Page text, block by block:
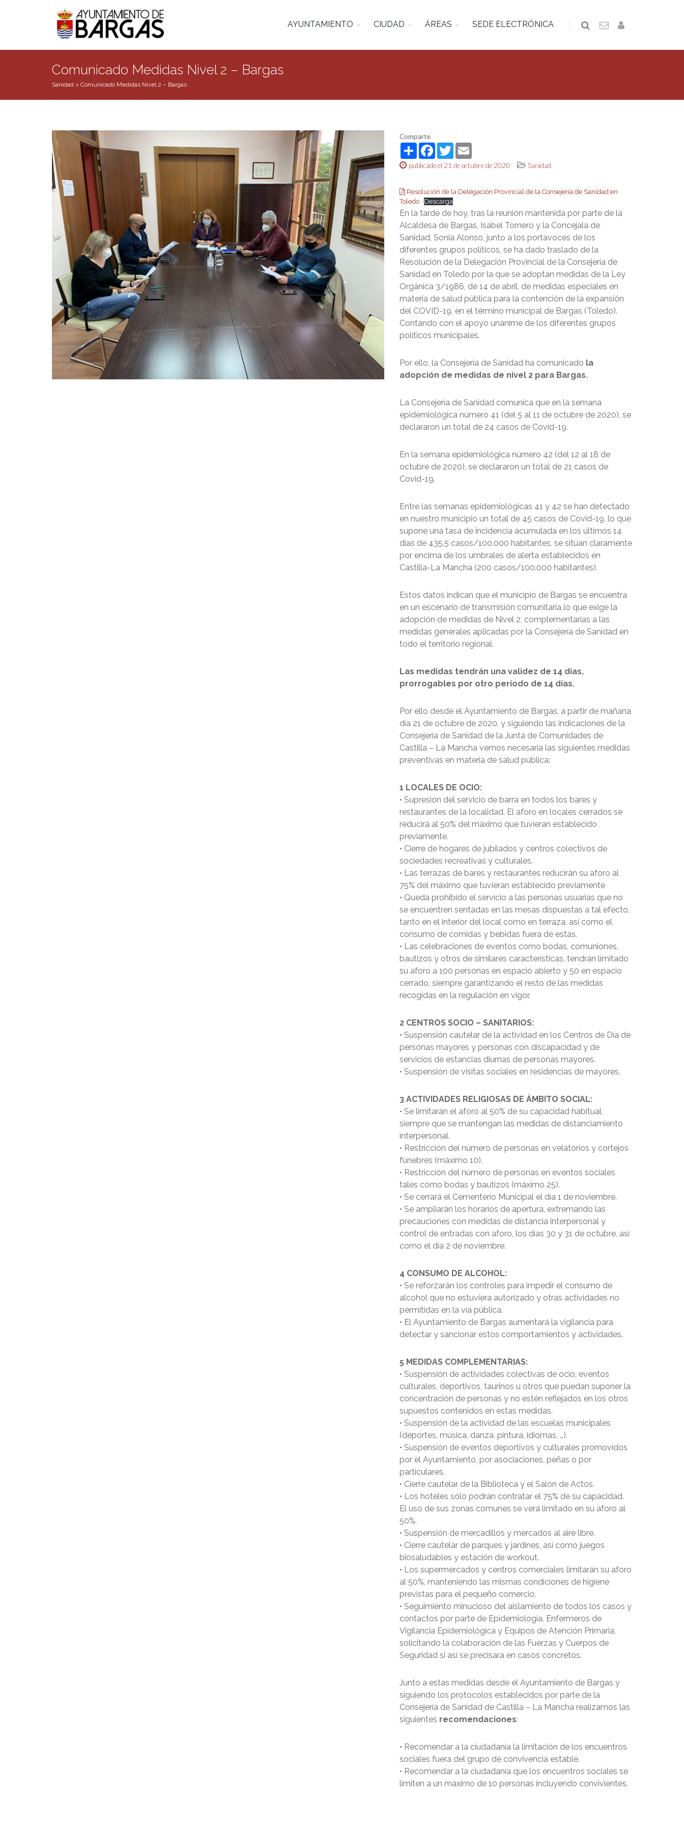
AYUNTAMIENTO CIUDAD ÁREAS SEDE ELECTRÓNICA
Comunicado Medidas Nivel 2 – Bargas
Sanidad > Comunicado Medidas Nivel 2 – Bargas
Comparte
ShareFacebook
TwitterEmail
publicado el 21 de octubre de 2020 Sanidad
Resolución de la Delegación Provincial de la Consejería de Sanidad en
Toledo
Descarga
En la tarde de hoy, tras la reunión mantenida por parte de la
Alcaldesa de Bargas, Isabel Tornero y la Concejala de
Sanidad, Sonia Alonso, junto a los portavoces de los
diferentes grupos políticos, se ha dado traslado de la
Resolución de la Delegación Provincial de la Consejería de
Sanidad en Toledo por la que se adoptan medidas de la Ley
Orgánica 3/1986, de 14 de abril, de medidas especiales en
materia de salud pública para la contención de la expansión
del COVID-19, en el término municipal de Bargas (Toledo).
Contando con el apoyo unánime de los diferentes grupos
políticos municipales.
Por ello, la Consejería de Sanidad ha comunicado la
adopción de medidas de nivel 2 para Bargas.
La Consejería de Sanidad comunica que en la semana
epidemiológica número 41 (del 5 al 11 de octubre de 2020), se
declararon un total de 24 casos de Covid-19.
En la semana epidemiológica número 42 (del 12 al 18 de
octubre de 2020), se declararon un total de 21 casos de
Covid-19.
Entre las semanas epidemiológicas 41 y 42 se han detectado
en nuestro municipio un total de 45 casos de Covid-19, lo que
supone una tasa de incidencia acumulada en los últimos 14
días de 435,5 casos/100.000 habitantes, se sitúan claramente
por encima de los umbrales de alerta establecidos en
Castilla-La Mancha (200 casos/100.000 habitantes).
Estos datos indican que el municipio de Bargas se encuentra
en un escenario de transmisión comunitaria lo que exige la
adopción de medidas de Nivel 2, complementarias a las
medidas generales aplicadas por la Consejería de Sanidad en
todo el territorio regional.
Las medidas tendrán una validez de 14 días,
prorrogables por otro período de 14 días.
Por ello desde el Ayuntamiento de Bargas, a partir de mañana
día 21 de octubre de 2020, y siguiendo las indicaciones de la
Consejería de Sanidad de la Junta de Comunidades de
Castilla – La Mancha vemos necesaria las siguientes medidas
preventivas en materia de salud pública:
1 LOCALES DE OCIO:
• Supresión del servicio de barra en todos los bares y
restaurantes de la localidad. El aforo en locales cerrados se
reducirá al 50% del máximo que tuvieran establecido
previamente.
• Cierre de hogares de jubilados y centros colectivos de
sociedades recreativas y culturales.
• Las terrazas de bares y restaurantes reducirán su aforo al
75% del máximo que tuvieran establecido previamente
• Queda prohibido el servicio a las personas usuarias que no
se encuentren sentadas en las mesas dispuestas a tal efecto,
tanto en el interior del local como en terraza, así como el
consumo de comidas y bebidas fuera de estas.
• Las celebraciones de eventos como bodas, comuniones,
bautizos y otros de similares características, tendrán limitado
su aforo a 100 personas en espacio abierto y 50 en espacio
cerrado, siempre garantizando el resto de las medidas
recogidas en la regulación en vigor.
2 CENTROS SOCIO – SANITARIOS:
• Suspensión cautelar de la actividad en los Centros de Día de
personas mayores y personas con discapacidad y de
servicios de estancias diurnas de personas mayores.
• Suspensión de visitas sociales en residencias de mayores.
3 ACTIVIDADES RELIGIOSAS DE ÁMBITO SOCIAL:
• Se limitarán el aforo al 50% de su capacidad habitual,
siempre que se mantengan las medidas de distanciamiento
interpersonal.
• Restricción del número de personas en velatorios y cortejos
fúnebres (máximo 10).
• Restricción del número de personas en eventos sociales
tales como bodas y bautizos (máximo 25).
• Se cerrará el Cementerio Municipal el día 1 de noviembre.
• Se ampliarán los horarios de apertura, extremando las
precauciones con medidas de distancia interpersonal y
control de entradas con aforo, los días 30 y 31 de octubre, así
como el día 2 de noviembre.
4 CONSUMO DE ALCOHOL:
• Se reforzarán los controles para impedir el consumo de
alcohol que no estuviera autorizado y otras actividades no
permitidas en la vía pública.
• El Ayuntamiento de Bargas aumentará la vigilancia para
detectar y sancionar estos comportamientos y actividades.
5 MEDIDAS COMPLEMENTARIAS:
• Suspensión de actividades colectivas de ocio, eventos
culturales, deportivos, taurinos u otros que puedan suponer la
concentración de personas y no estén reflejados en los otros
supuestos contenidos en estas medidas.
• Suspensión de la actividad de las escuelas municipales
(deportes, música, danza, pintura, idiomas, …).
• Suspensión de eventos deportivos y culturales promovidos
por el Ayuntamiento, por asociaciones, peñas o por
particulares.
• Cierre cautelar de la Biblioteca y el Salón de Actos.
• Los hoteles sólo podrán contratar el 75% de su capacidad.
El uso de sus zonas comunes se verá limitado en su aforo al
50%.
• Suspensión de mercadillos y mercados al aire libre.
• Cierre cautelar de parques y jardines, así como juegos
biosaludables y estación de workout.
• Los supermercados y centros comerciales limitarán su aforo
al 50%, manteniendo las mismas condiciones de higiene
previstas para el pequeño comercio.
• Seguimiento minucioso del aislamiento de todos los casos y
contactos por parte de Epidemiología, Enfermeros de
Vigilancia Epidemiológica y Equipos de Atención Primaria,
solicitando la colaboración de las Fuerzas y Cuerpos de
Seguridad si así se precisara en casos concretos.
Junto a estas medidas desde el Ayuntamiento de Bargas y
siguiendo los protocolos establecidos por parte de la
Consejería de Sanidad de Castilla – La Mancha realizamos las
siguientes recomendaciones:
• Recomendar a la ciudadanía la limitación de los encuentros
sociales fuera del grupo de convivencia estable.
• Recomendar a la ciudadanía que los encuentros sociales se
limiten a un máximo de 10 personas incluyendo convivientes.